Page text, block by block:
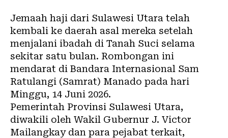
Jemaah haji dari Sulawesi Utara telah
kembali ke daerah asal mereka setelah
menjalani ibadah di Tanah Suci selama
sekitar satu bulan. Rombongan ini
mendarat di Bandara Internasional Sam
Ratulangi (Samrat) Manado pada hari
Minggu, 14 Juni 2026.
Pemerintah Provinsi Sulawesi Utara,
diwakili oleh Wakil Gubernur J. Victor
Mailangkay dan para pejabat terkait,